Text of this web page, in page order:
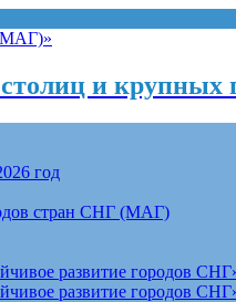
и
год
стран СНГ (МАГ)
развитие городов
развитие городов